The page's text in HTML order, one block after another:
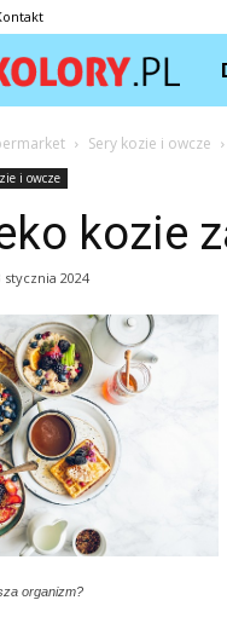
Sery kozie i owcze
i owcze
kozie
stycznia 2024
organizm?